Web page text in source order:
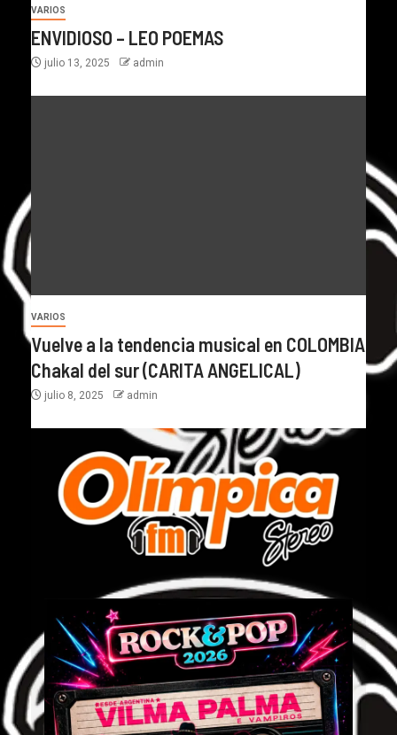
VARIOS
ENVIDIOSO – LEO POEMAS
julio 13, 2025 admin
VARIOS
Vuelve a la tendencia musical en COLOMBIA
Chakal del sur (CARITA ANGELICAL)
julio 8, 2025 admin